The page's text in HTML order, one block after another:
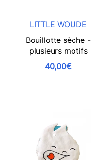
LITTLE WOUDE
Bouillotte sèche -
plusieurs motifs
40,00€